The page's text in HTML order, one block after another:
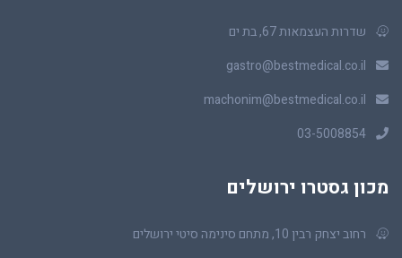
שדרות העצמאות 67, בת ים
gastro@bestmedical.co.il
machonim@bestmedical.co.il
03-5008854
מכון גסטרו ירושלים
רחוב יצחק רבין 10, מתחם סינימה סיטי ירושלים